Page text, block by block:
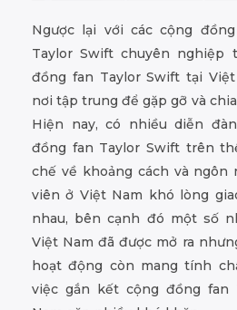
Ngược lại với các cộng
Taylor Swift chuyên nghiệp
đồng fan Taylor Swift tại
nơi tập trung để gặp gỡ và
Hiện nay, có nhiều diễn
đồng fan Taylor Swift trên
chế về khoảng cách và ngôn
viên ở Việt Nam khó lòng
nhau, bên cạnh đó một số
Việt Nam đã được mở ra
hoạt động còn mang tính
việc gắn kết cộng đồng fan